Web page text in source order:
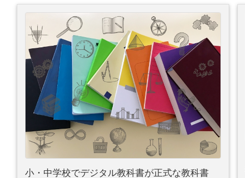
小・中学校でデジタル教科書が正式な教科書